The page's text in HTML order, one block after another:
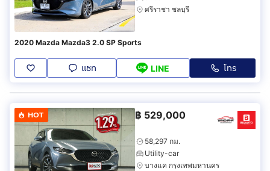
ศรีราชา ชลบุรี
2020 Mazda Mazda3 2.0 SP Sports
แชท LINE โทร
HOT ฿ 529,000
58,297 กม.
Utility-car
บางแค กรุงเทพมหานคร